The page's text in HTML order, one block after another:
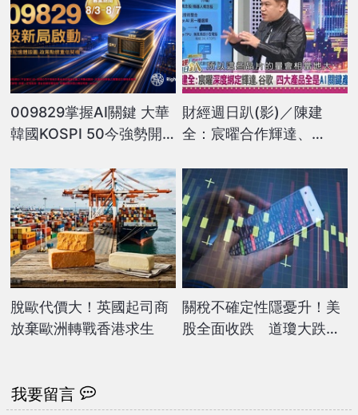
009829掌握AI關鍵 大華
韓國KOSPI 50今強勢開
財經週日趴(影)／陳建
全：宸曜合作輝達、
隱藏冠軍
脫歐代價大！英國起司商
放棄歐洲轉戰香港求生
關稅不確定性隱憂升！美
股全面收跌 道瓊大跌逾
我要留言